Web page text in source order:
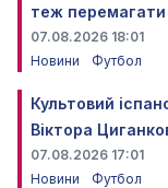
теж перемагати
07.08.2026 18:01
Новини
Футбол
Культовий
Віктора
07.08.2026 17:01
Новини
Футбол